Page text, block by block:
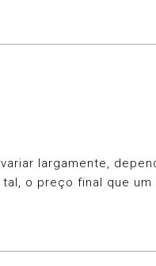
largamente,
o preço final que